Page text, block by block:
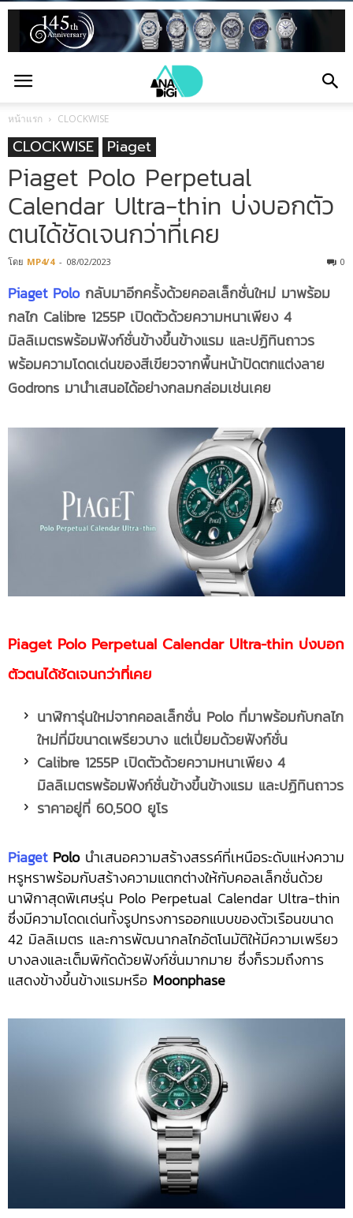
หน้าแรก CLOCKWISE
CLOCKWISE Piaget
Piaget Polo Perpetual
Calendar Ultra-thin บ่งบอกตัว
ตนได้ชัดเจนกว่าที่เคย
โดย MP4/4 - 08/02/2023 0
Piaget Poloกลับมาอีกครั้งด้วยคอลเล็กชั่นใหม่ มาพร้อม
กลไก Calibre 1255P เปิดตัวด้วยความหนาเพียง 4
มิลลิเมตรพร้อมฟังก์ชั่นข้างขึ้นข้างแรม และปฏิทินถาวร
พร้อมความโดดเด่นของสีเขียวจากพื้นหน้าปัดตกแต่งลาย
Godrons มานำเสนอได้อย่างกลมกล่อมเช่นเคย
Piaget Polo Perpetual Calendar Ultra-thin บ่งบอก
ตัวตนได้ชัดเจนกว่าที่เคย
นาฬิการุ่นใหม่จากคอลเล็กชั่น Polo ที่มาพร้อมกับกลไก
ใหม่ที่มีขนาดเพรียวบาง แต่เปี่ยมด้วยฟังก์ชั่น
Calibre 1255P เปิดตัวด้วยความหนาเพียง 4
มิลลิเมตรพร้อมฟังก์ชั่นข้างขึ้นข้างแรม และปฏิทินถาวร
ราคาอยู่ที่ 60,500 ยูโร
PiagetPoloนำเสนอความสร้างสรรค์ที่เหนือระดับแห่งความ
หรูหราพร้อมกับสร้างความแตกต่างให้กับคอลเล็กชั่นด้วย
นาฬิกาสุดพิเศษรุ่น Polo Perpetual Calendar Ultra-thin
ซึ่งมีความโดดเด่นทั้งรูปทรงการออกแบบของตัวเรือนขนาด
42 มิลลิเมตร และการพัฒนากลไกอัตโนมัติให้มีความเพรียว
บางลงและเต็มพิกัดด้วยฟังก์ชั่นมากมาย ซึ่งก็รวมถึงการ
แสดงข้างขึ้นข้างแรมหรือ Moonphase